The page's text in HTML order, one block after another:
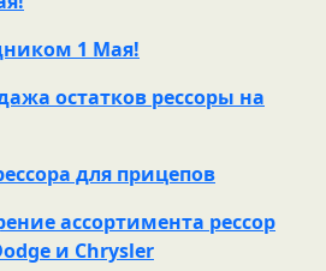
1 Мая!
остатков рессоры на
для прицепов
ассортимента рессор
и Chrysler